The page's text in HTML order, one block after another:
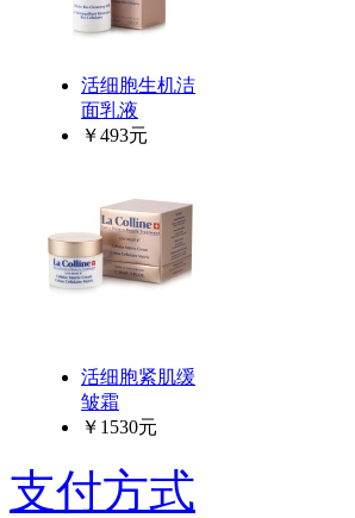
活细胞生机洁
面乳液
￥493元
活细胞紧肌缓
皱霜
￥1530元
支付方式